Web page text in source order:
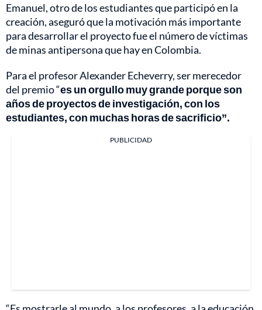
Emanuel, otro de los estudiantes que participó en la
creación, aseguró que la motivación más importante
para desarrollar el proyecto fue el número de víctimas
de minas antipersona que hay en Colombia.
Para el profesor Alexander Echeverry, ser merecedor
del premio “es un orgullo muy grande porque son
años de proyectos de investigación, con los
estudiantes, con muchas horas de sacrificio”.
PUBLICIDAD